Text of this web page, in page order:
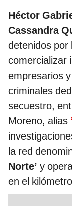
Héctor
Cassandra
detenidos por
comercializar
empresarios
criminales
secuestro,
Moreno, alias
la red
Norte’ y
en el